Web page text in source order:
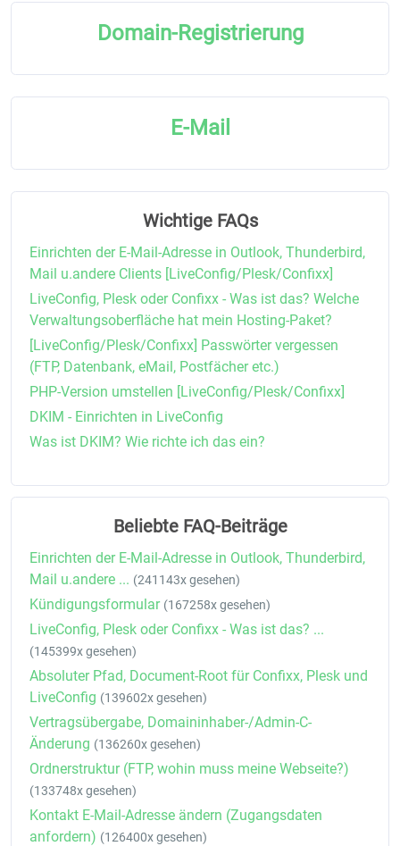
Domain-Registrierung
E-Mail
Wichtige FAQs
Einrichten der E-Mail-Adresse in Outlook, Thunderbird,
Mail u.andere Clients [LiveConfig/Plesk/Confixx]
LiveConfig, Plesk oder Confixx - Was ist das? Welche
Verwaltungsoberfläche hat mein Hosting-Paket?
[LiveConfig/Plesk/Confixx] Passwörter vergessen
(FTP, Datenbank, eMail, Postfächer etc.)
PHP-Version umstellen [LiveConfig/Plesk/Confixx]
DKIM - Einrichten in LiveConfig
Was ist DKIM? Wie richte ich das ein?
Beliebte FAQ-Beiträge
Einrichten der E-Mail-Adresse in Outlook, Thunderbird,
Mail u.andere ... (241143x gesehen)
Kündigungsformular (167258x gesehen)
LiveConfig, Plesk oder Confixx - Was ist das? ...
(145399x gesehen)
Absoluter Pfad, Document-Root für Confixx, Plesk und
LiveConfig (139602x gesehen)
Vertragsübergabe, Domaininhaber-/Admin-C-
Änderung (136260x gesehen)
Ordnerstruktur (FTP, wohin muss meine Webseite?)
(133748x gesehen)
Kontakt E-Mail-Adresse ändern (Zugangsdaten
anfordern) (126400x gesehen)